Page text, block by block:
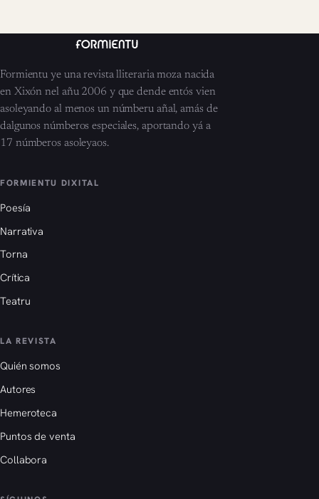
Formientu ye una revista lliteraria moza nacida
en Xixón nel añu 2006 y que dende entós vien
asoleyando al menos un númberu añal, amás de
dalgunos númberos especiales, aportando yá a
17 númberos asoleyaos.
FORMIENTU DIXITAL
Poesía
Narrativa
Torna
Crítica
Teatru
LA REVISTA
Quién somos
Autores
Hemeroteca
Puntos de venta
Collabora